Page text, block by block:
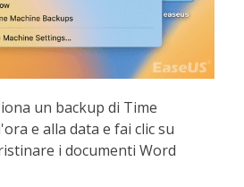
un backup di Time
e alla data e fai clic su
i documenti Word